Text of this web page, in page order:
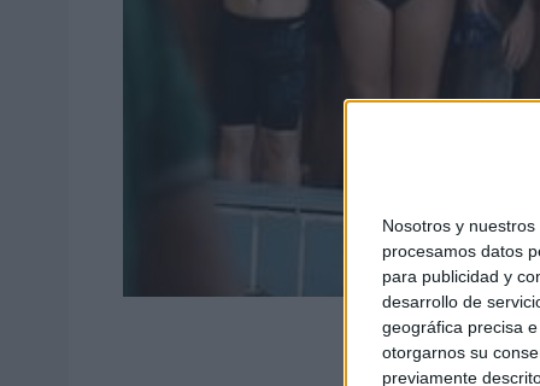
Nosotros y nuestros
procesamos datos
para publicidad y
desarrollo de
geográfica precisa
otorgarnos su
previamente